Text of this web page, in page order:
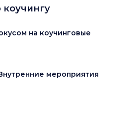
на коучинговые
мероприятия